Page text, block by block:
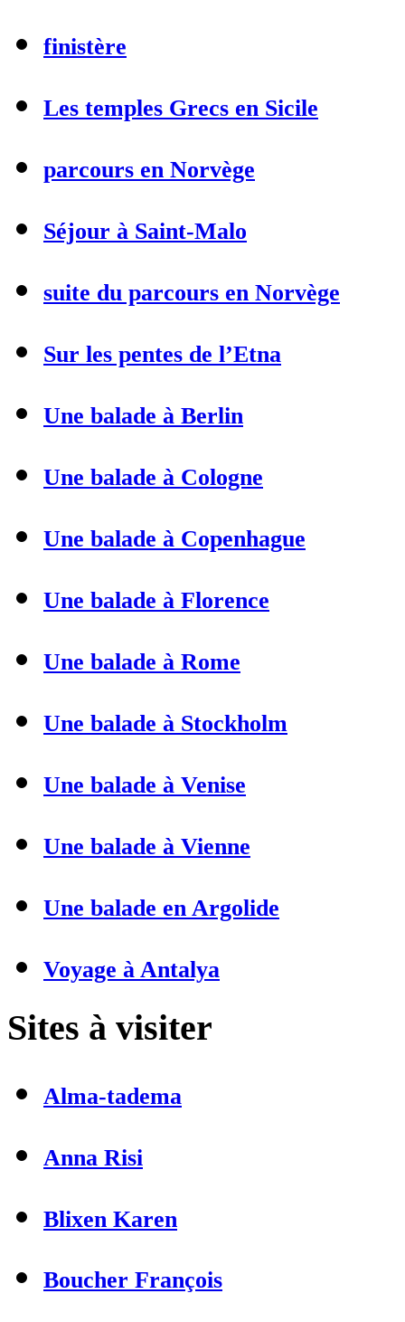
finistère
Les temples Grecs en Sicile
parcours en Norvège
Séjour à Saint-Malo
suite du parcours en Norvège
Sur les pentes de l’Etna
Une balade à Berlin
Une balade à Cologne
Une balade à Copenhague
Une balade à Florence
Une balade à Rome
Une balade à Stockholm
Une balade à Venise
Une balade à Vienne
Une balade en Argolide
Voyage à Antalya
Sites à visiter
Alma-tadema
Anna Risi
Blixen Karen
Boucher François